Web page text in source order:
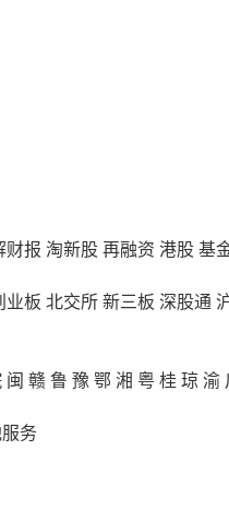
财报 淘新股再融资 港股基
业板 北交所新三板 深股通
闽 赣鲁 豫 鄂 湘 粤 桂琼渝
务